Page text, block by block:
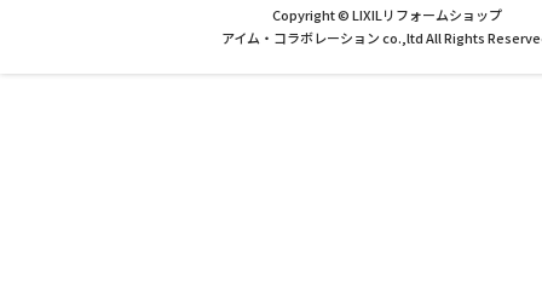
Copyright © LIXILリフォームショップ
アイム・コラボレーション co.,ltd All Rights